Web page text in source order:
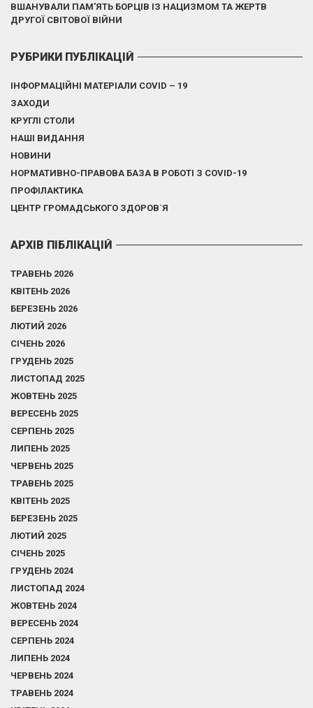
ВШАНУВАЛИ ПАМ’ЯТЬ БОРЦІВ ІЗ НАЦИЗМОМ ТА ЖЕРТВ
ДРУГОЇ СВІТОВОЇ ВІЙНИ
РУБРИКИ ПУБЛІКАЦІЙ
ІНФОРМАЦІЙНІ МАТЕРІАЛИ COVID – 19
ЗАХОДИ
КРУГЛІ СТОЛИ
НАШІ ВИДАННЯ
НОВИНИ
НОРМАТИВНО-ПРАВОВА БАЗА В РОБОТІ З COVID-19
ПРОФІЛАКТИКА
ЦЕНТР ГРОМАДСЬКОГО ЗДОРОВ`Я
АРХІВ ПІБЛІКАЦІЙ
ТРАВЕНЬ 2026
КВІТЕНЬ 2026
БЕРЕЗЕНЬ 2026
ЛЮТИЙ 2026
СІЧЕНЬ 2026
ГРУДЕНЬ 2025
ЛИСТОПАД 2025
ЖОВТЕНЬ 2025
ВЕРЕСЕНЬ 2025
СЕРПЕНЬ 2025
ЛИПЕНЬ 2025
ЧЕРВЕНЬ 2025
ТРАВЕНЬ 2025
КВІТЕНЬ 2025
БЕРЕЗЕНЬ 2025
ЛЮТИЙ 2025
СІЧЕНЬ 2025
ГРУДЕНЬ 2024
ЛИСТОПАД 2024
ЖОВТЕНЬ 2024
ВЕРЕСЕНЬ 2024
СЕРПЕНЬ 2024
ЛИПЕНЬ 2024
ЧЕРВЕНЬ 2024
ТРАВЕНЬ 2024